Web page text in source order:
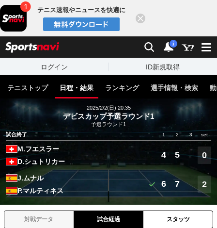
テニス速報やニュースを快適に
検索 通知
i
ログイン ID新規取得
テニストップ 日程・結果 ランキング 選手情報・検索
2025/2/2(日) 20:35
デビスカップ予選ラウンド1
予選ラウンド1
試合終了
1 2 3 set
M.フエスラー
D.シュトリカー
4 5 0
J.ムナル
P.マルティネス
6 7 2
対戦データ 試合経過 スタッツ